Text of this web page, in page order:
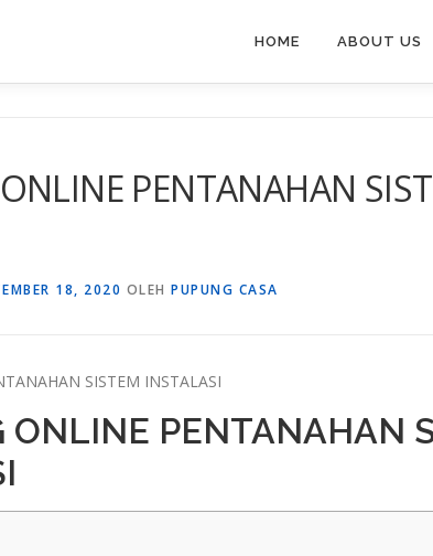
HOME ABOUT US
PENTANAHAN
18, 2020 OLEH PUPUNG CASA
SISTEM INSTALASI
ONLINE PENTANAHAN